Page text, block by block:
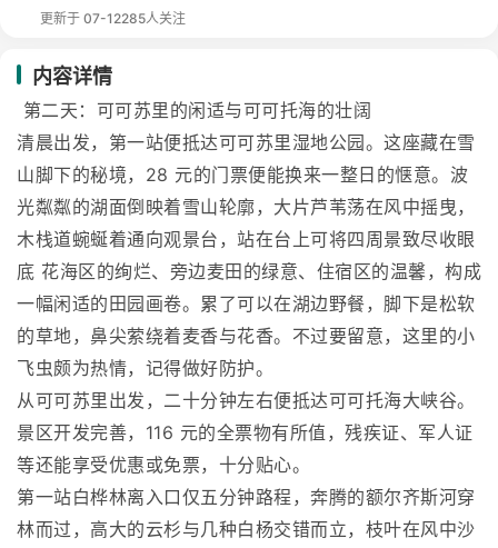
更新于 07-12285人关注
内容详情
第二天：可可苏里的闲适与可可托海的壮阔
清晨出发，第一站便抵达可可苏里湿地公园。这座藏在雪
山脚下的秘境，28 元的门票便能换来一整日的惬意。波
光粼粼的湖面倒映着雪山轮廓，大片芦苇荡在风中摇曳，
木栈道蜿蜒着通向观景台，站在台上可将四周景致尽收眼
底 花海区的绚烂、旁边麦田的绿意、住宿区的温馨，构成
一幅闲适的田园画卷。累了可以在湖边野餐，脚下是松软
的草地，鼻尖萦绕着麦香与花香。不过要留意，这里的小
飞虫颇为热情，记得做好防护。
从可可苏里出发，二十分钟左右便抵达可可托海大峡谷。
景区开发完善，116 元的全票物有所值，残疾证、军人证
等还能享受优惠或免票，十分贴心。
第一站白桦林离入口仅五分钟路程，奔腾的额尔齐斯河穿
林而过，高大的云杉与几种白杨交错而立，枝叶在风中沙